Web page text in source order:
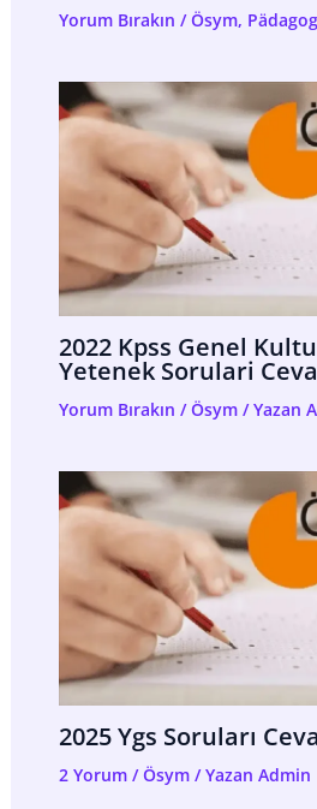
Yorum Bırakın /Ösym,
2022 Kpss Genel
Yetenek Sorulari
Yorum Bırakın /Ösym/ Yazan
2025 Ygs Soruları
2 Yorum /Ösym/ Yazan Admin